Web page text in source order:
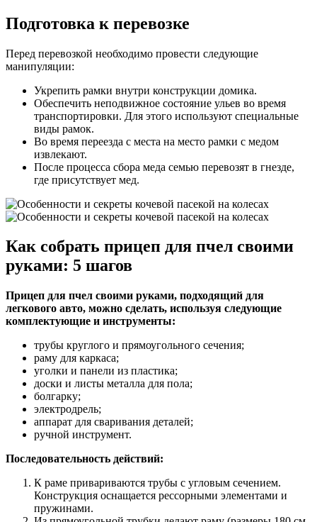
Подготовка к перевозке
Перед перевозкой необходимо провести следующие
манипуляции:
Укрепить рамки внутри конструкции домика.
Обеспечить неподвижное состояние ульев во время
транспортировки. Для этого используют специальные
виды рамок.
Во время переезда с места на место рамки с медом
извлекают.
После процесса сбора меда семью перевозят в гнезде,
где присутствует мед.
Как собрать прицеп для пчел своими
руками: 5 шагов
Прицеп для пчел своими руками, подходящий для
легкового авто, можно сделать, используя следующие
комплектующие и инструменты:
трубы круглого и прямоугольного сечения;
раму для каркаса;
уголки и панели из пластика;
доски и листы металла для пола;
болгарку;
электродрель;
аппарат для сваривания деталей;
ручной инструмент.
Последовательность действий:
К раме привариваются трубы с угловым сечением.
Конструкция оснащается рессорными элементами и
пружинами.